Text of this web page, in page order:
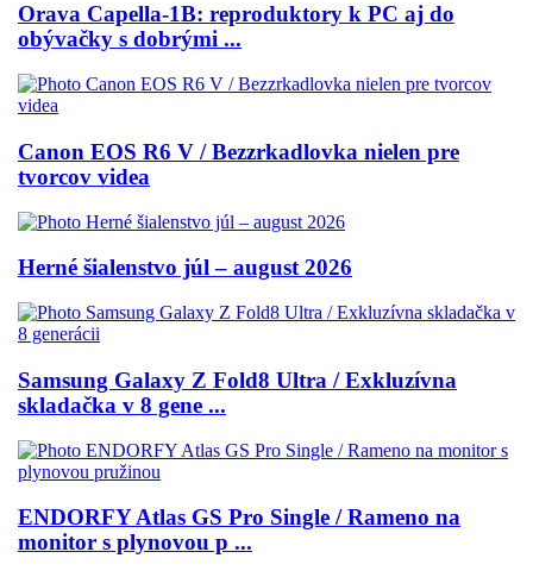
Orava Capella-1B: reproduktory k PC aj do
obývačky s dobrými ...
Canon EOS R6 V / Bezzrkadlovka nielen pre
tvorcov videa
Herné šialenstvo júl – august 2026
Samsung Galaxy Z Fold8 Ultra / Exkluzívna
skladačka v 8 gene ...
ENDORFY Atlas GS Pro Single / Rameno na
monitor s plynovou p ...